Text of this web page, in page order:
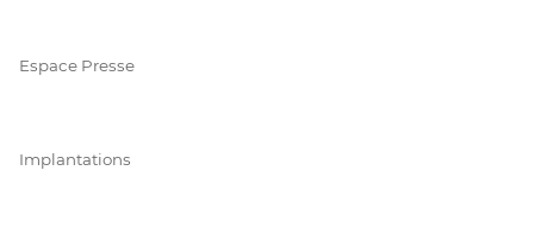
Espace Presse
Implantations